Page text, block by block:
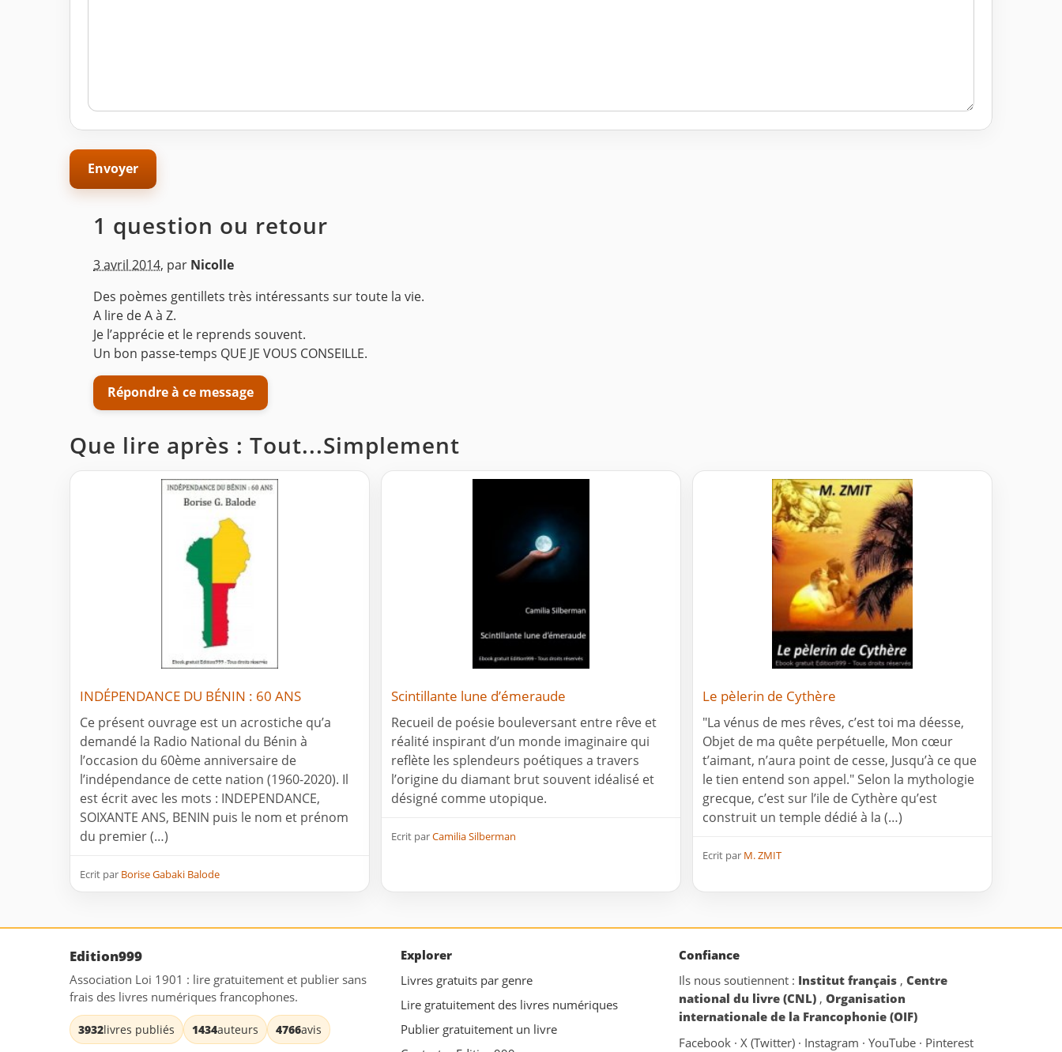
1 question ou retour
3 avril 2014, par Nicolle
Des poèmes gentillets très intéressants sur toute la vie.
A lire de A à Z.
Je l’apprécie et le reprends souvent.
Un bon passe-temps QUE JE VOUS CONSEILLE.
Répondre à ce message
Que lire après : Tout...Simplement
INDÉPENDANCE DU BÉNIN : 60 ANS
Ce présent ouvrage est un acrostiche qu’a
demandé la Radio National du Bénin à
l’occasion du 60ème anniversaire de
l’indépendance de cette nation (1960-2020). Il
est écrit avec les mots : INDEPENDANCE,
SOIXANTE ANS, BENIN puis le nom et prénom
du premier (…)
Ecrit par Borise Gabaki Balode
Scintillante lune d’émeraude
Recueil de poésie bouleversant entre rêve et
réalité inspirant d’un monde imaginaire qui
reflète les splendeurs poétiques a travers
l’origine du diamant brut souvent idéalisé et
désigné comme utopique.
Ecrit parCamilia Silberman
Le pèlerin de Cythère
"La vénus de mes rêves, c’est toi ma déesse,
Objet de ma quête perpétuelle, Mon cœur
t’aimant, n’aura point de cesse, Jusqu’à ce que
le tien entend son appel." Selon la mythologie
grecque, c’est sur l’ile de Cythère qu’est
construit un temple dédié à la (…)
Ecrit par M. ZMIT
Edition999
Association Loi 1901 : lire gratuitement et publier sans
frais des livres numériques francophones.
3932livres publiés 1434auteurs 4766avis
Explorer
Livres gratuits par genre
Lire gratuitement des livres numériques
Publier gratuitement un livre
Confiance
Ils nous soutiennent : Institut français ,Centre
national du livre (CNL) ,Organisation
internationale de la Francophonie (OIF)
Facebook · X (Twitter) · Instagram · YouTube · Pinterest